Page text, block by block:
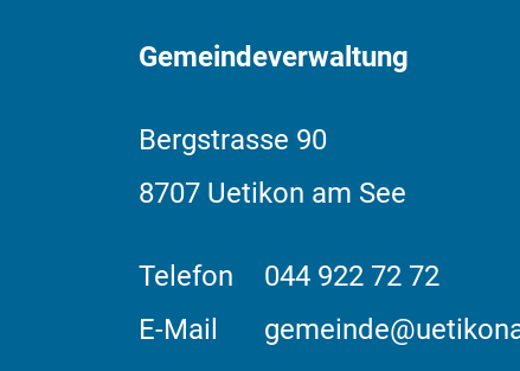
Gemeindeverwaltung
Bergstrasse 90
8707 Uetikon am See
Telefon
044 922 72 72
E-Mail